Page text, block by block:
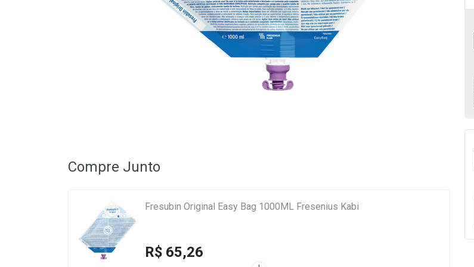
Compre Junto
Fresubin Original Easy Bag 1000ML Fresenius Kabi
R$ 65,26